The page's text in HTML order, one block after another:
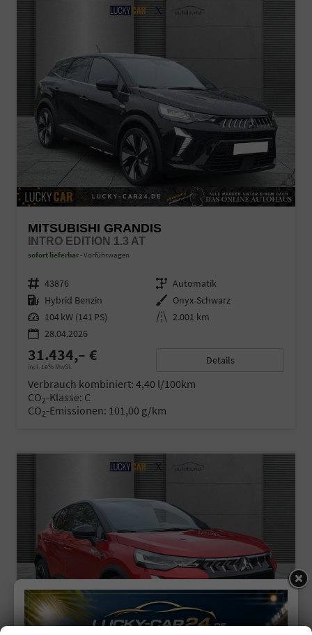
MITSUBISHI GRANDIS
INTRO EDITION 1.3 AT
sofort lieferbar Vorführwagen
Fahrzeugnr. 43876 Getriebe Automatik
Kraftstoff Hybrid Benzin Außenfarbe Onyx-Schwarz
Leistung 104 kW (141 PS) Kilometerstand 2.001 km
28.04.2026
31.434,– €
incl. 19% MwSt.
Details
Verbrauch kombiniert: 4,40 l/100km
CO2-Klasse: C
CO2-Emissionen: 101,00 g/km